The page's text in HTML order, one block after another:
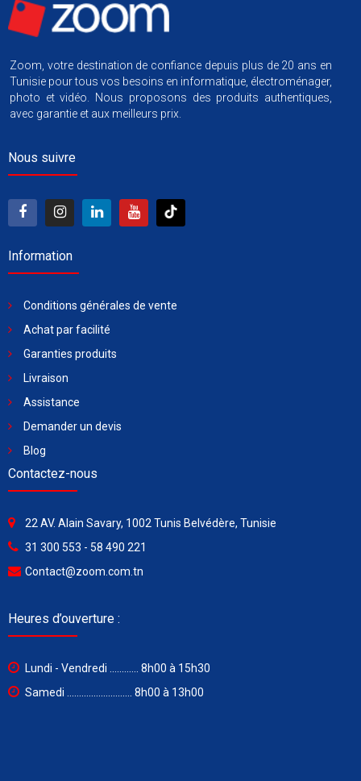
Zoom, votre destination de confiance depuis plus de 20 ans en
Tunisie pour tous vos besoins en informatique, électroménager,
photo et vidéo. Nous proposons des produits authentiques,
avec garantie et aux meilleurs prix.
Nous suivre
Information
Conditions générales de vente
Achat par facilité
Garanties produits
Livraison
Assistance
Demander un devis
Blog
Contactez-nous
22 AV. Alain Savary, 1002 Tunis Belvédère, Tunisie
31 300 553 - 58 490 221
Contact@zoom.com.tn
Heures d’ouverture :
Lundi - Vendredi ............ 8h00 à 15h30
Samedi ........................... 8h00 à 13h00